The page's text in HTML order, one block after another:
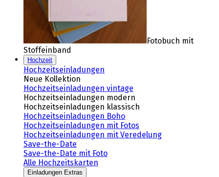
Fotobuch mit
Stoffeinband
Hochzeit
Hochzeitseinladungen
Neue Kollektion
Hochzeitseinladungen vintage
Hochzeitseinladungen modern
Hochzeitseinladungen klassisch
Hochzeitseinladungen Boho
Hochzeitseinladungen mit Fotos
Hochzeitseinladungen mit Veredelung
Save-the-Date
Save-the-Date mit Foto
Alle Hochzeitskarten
Einladungen Extras